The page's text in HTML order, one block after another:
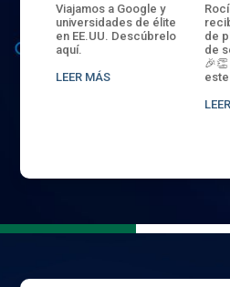
Viajamos a Google y
universidades de élite
en EE.UU. Descúbrelo
aquí.
LEER MÁS
de
de